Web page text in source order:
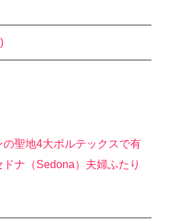
聖地4大ボルテックスで有
ナ（Sedona）夫婦ふたり